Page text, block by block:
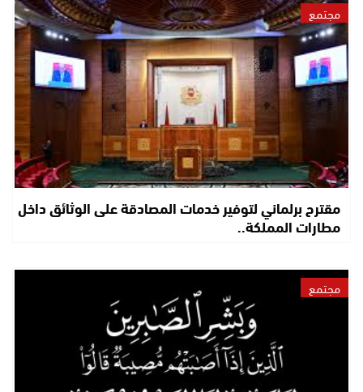
مجتمع
مقترح برلماني لتوفير خدمات المصادقة على الوثائق داخل
مطارات المملكة..
مجتمع